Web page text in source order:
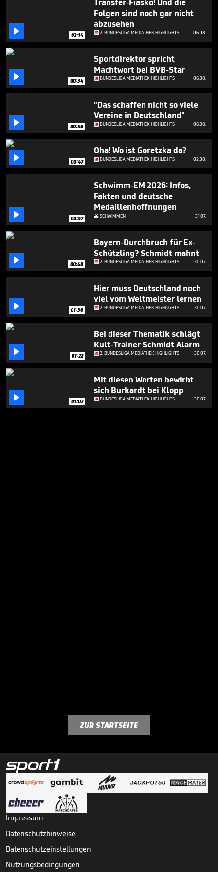
 02:14
Transfer-Fiasko! Und die
Folgen sind noch gar nicht
abzusehen
2. BUNDESLIGA MEDIATHEK HIGHLIGHTS 06.08.
 00:34
Sportdirektor spricht
Machtwort bei BVB-Star
BUNDESLIGA MEDIATHEK HIGHLIGHTS 06.08.
 00:56
"Das schaffen nicht so viele
Vereine in Deutschland"
BUNDESLIGA MEDIATHEK HIGHLIGHTS 06.08.
 00:47
Oha! Wo ist Goretzka da?
BUNDESLIGA MEDIATHEK HIGHLIGHTS 02.08.
 00:57
Schwimm-EM 2026: Infos,
Fakten und deutsche
Medaillenhoffnungen
SCHWIMMEN 31.07.
 00:48
Bayern-Durchbruch für Ex-
Schützling? Schmidt mahnt
2. BUNDESLIGA MEDIATHEK HIGHLIGHTS 30.07.
 01:36
Hier muss Deutschland noch
viel vom Weltmeister lernen
2. BUNDESLIGA MEDIATHEK HIGHLIGHTS 30.07.
 01:22
Bei dieser Thematik schlägt
Kult-Trainer Schmidt Alarm
2. BUNDESLIGA MEDIATHEK HIGHLIGHTS 30.07.
 01:02
Mit diesen Worten bewirbt
sich Burkardt bei Klopp
BUNDESLIGA MEDIATHEK HIGHLIGHTS 30.07.
ZUR STARTSEITE
Impressum
Datenschutzhinweise
Datenschutzeinstellungen
Nutzungsbedingungen